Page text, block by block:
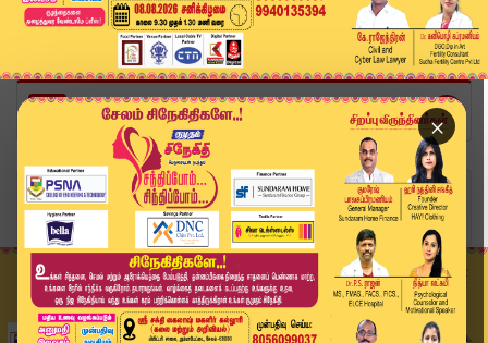
×
Home
உலகம்
இந்தியாவின் 'வாண்டட்' லிஸ்ட்: லலித் மோடியின் 63...